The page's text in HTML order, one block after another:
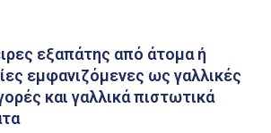
εξαπάτης από άτομα ή
εμφανιζόμενες ως γαλλικές
και γαλλικά πιστωτικά